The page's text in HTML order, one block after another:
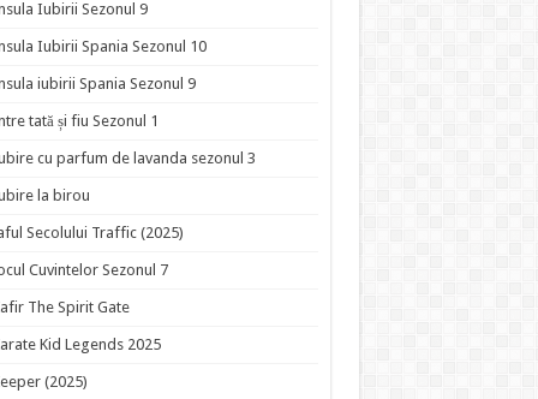
Iubirii Sezonul 9
Iubirii Spania Sezonul 10
iubirii Spania Sezonul 9
tată și fiu Sezonul 1
cu parfum de lavanda sezonul 3
la birou
Secolului Traffic (2025)
Cuvintelor Sezonul 7
The Spirit Gate
Kid Legends 2025
(2025)